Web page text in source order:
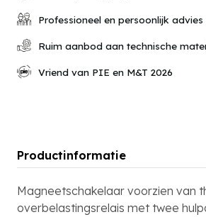
Professioneel en persoonlijk advies
Ruim aanbod aan technische
Vriend van PIE en M&T 2026
Productinformatie
Magneetschakelaar voorzien van
overbelastingsrelais met twee